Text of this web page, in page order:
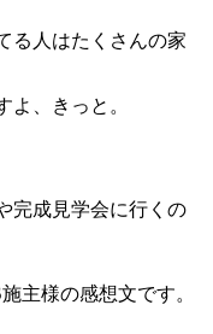
る人はたくさんの家
よ、きっと。
完成見学会に行くの
主様の感想文です。